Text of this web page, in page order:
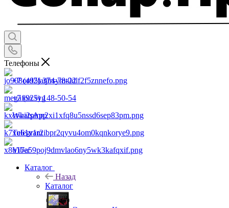
Телефоны
+7 (495) 374-78-22
+7 (925) 148-50-54
WhatsApp
Telegram
Viber
Каталог
Назад
Каталог